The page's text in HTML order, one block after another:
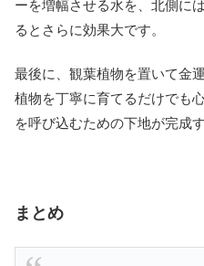
ーを増幅させる水を、北側に
るとさらに効果大です。
最後に、観葉植物を置いて金
植物を丁寧に育てるだけでも
を呼び込むための下地が完成
まとめ